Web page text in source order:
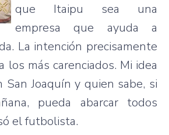
que Itaipu sea una
empresa que ayuda a
La intención precisamente
los más carenciados. Mi idea
San Joaquín y quien sabe, si
pueda abarcar todos
el futbolista.